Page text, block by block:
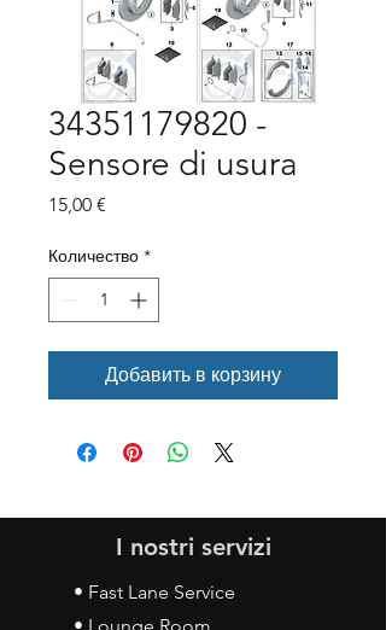
34351179820 -
Sensore di usura
15,00 €
Количество *
Добавить в корзину
I nostri servizi
• Fast Lane Service
• Lounge Room